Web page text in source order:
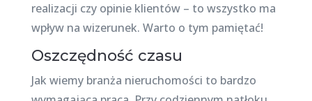
realizacji czy opinie klientów – to wszystko ma
wpływ na wizerunek. Warto o tym pamiętać!
Oszczędność czasu
Jak wiemy branża nieruchomości to bardzo